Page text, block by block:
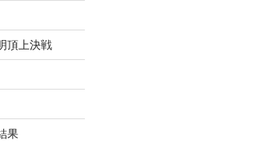
頂上決戦
果